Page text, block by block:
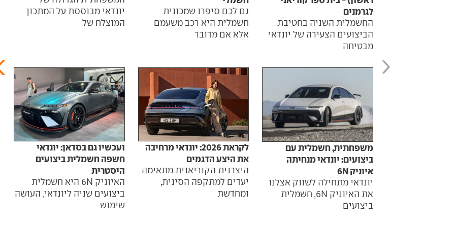
לגרמנים
החשמלית השניה בחטיבת
הביצועים הצעירה של יונדאי
מבטיחה
גם לכם סיפרו שמכונית
חשמלית היא רכב משעמם
אלא אם מדובר
יונדאי מבוססת על המתכון
המוצלח של
משפחתית, חשמלית עם
ביצועים: יונדאי מנחיתה
איוניק 6N
יונדאי מתחילה לשווק אצלנו
את האיוניק 6N, חשמלית
ביצועים
לקראת 2026: יונדאי מרחיבה
את היצע הדגמים
היצרנית הקוריאנית מתאימה
יעדים למתקפה הסינית,
ומחדשת
ועכשיו גם בסדאן: יונדאי
חשפה חשמלית ביצועים
היסטרית
האיוניק 6N היא חשמלית
ביצועים שניה ליונדאי, העושה
שימוש